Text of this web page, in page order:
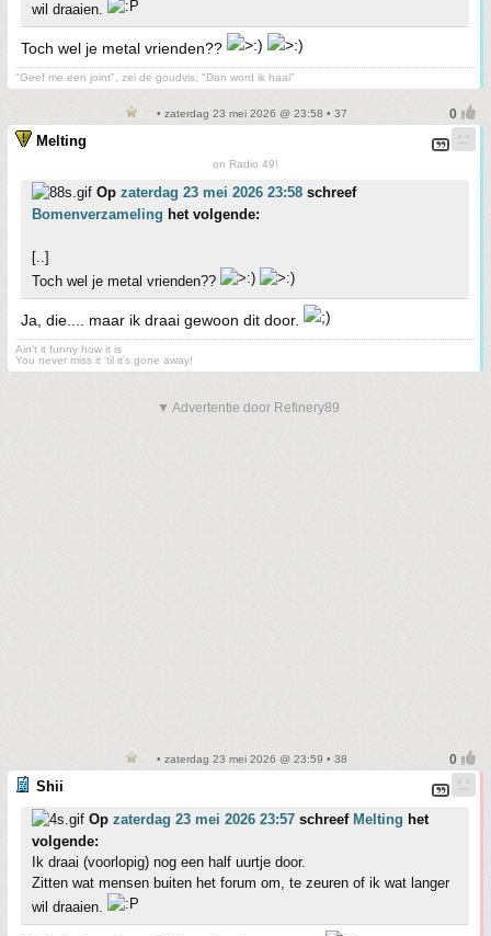
wil draaien.
Toch wel je metal vrienden??
"Geef me een joint", zei de goudvis, "Dan word ik haai"
• zaterdag 23 mei 2026 @ 23:58 • 37
Melting
on Radio 49!
Op zaterdag 23 mei 2026 23:58 schreef
Bomenverzameling het volgende:
[..]
Toch wel je metal vrienden??
Ja, die.... maar ik draai gewoon dit door.
Ain't it funny how it is
You never miss it 'til it's gone away!
▼ Advertentie door Refinery89
• zaterdag 23 mei 2026 @ 23:59 • 38
Shii
Op zaterdag 23 mei 2026 23:57 schreef Melting het
volgende:
Ik draai (voorlopig) nog een half uurtje door.
Zitten wat mensen buiten het forum om, te zeuren of ik wat langer
wil draaien.